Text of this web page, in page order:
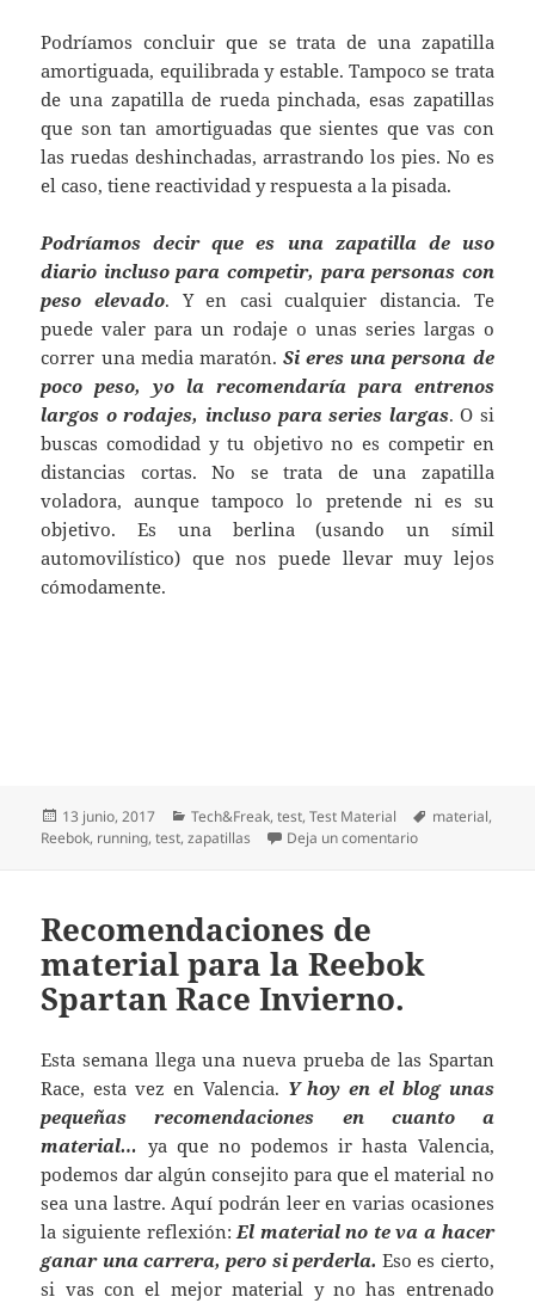
Podríamos concluir que se trata de una zapatilla
amortiguada, equilibrada y estable. Tampoco se trata
de una zapatilla de rueda pinchada, esas zapatillas
que son tan amortiguadas que sientes que vas con
las ruedas deshinchadas, arrastrando los pies. No es
el caso, tiene reactividad y respuesta a la pisada.
Podríamos decir que es una zapatilla de uso
diario incluso para competir, para personas con
peso elevado. Y en casi cualquier distancia. Te
puede valer para un rodaje o unas series largas o
correr una media maratón. Si eres una persona de
poco peso, yo la recomendaría para entrenos
largos o rodajes, incluso para series largas. O si
buscas comodidad y tu objetivo no es competir en
distancias cortas. No se trata de una zapatilla
voladora, aunque tampoco lo pretende ni es su
objetivo. Es una berlina (usando un símil
automovilístico) que nos puede llevar muy lejos
cómodamente.
Publicado
el
13 junio, 2017 Categorías
Tech&Freak,test,Test Material Etiquetas
material,
Reebok, running,test,zapatillas Deja un comentarioen Test Reebok
Recomendaciones de
material para la Reebok
Spartan Race Invierno.
Esta semana llega una nueva prueba de las Spartan
Race, esta vez en Valencia. Y hoy en el blog unas
pequeñas recomendaciones en cuanto a
material… ya que no podemos ir hasta Valencia,
podemos dar algún consejito para que el material no
sea una lastre. Aquí podrán leer en varias ocasiones
la siguiente reflexión: El material no te va a hacer
ganar una carrera, pero si perderla. Eso es cierto,
si vas con el mejor material y no has entrenado